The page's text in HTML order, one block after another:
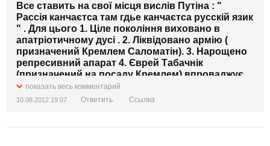
Все ставить на свої місця вислів Путіна : "
Рассія канчаєтса там гдье канчаєтса русскій язик
" . Для цього 1. Ціле покоління виховано в
апатріотичному дусі . 2. Ліквідовано армію (
призначений Кремлем Саломатін). 3. Нарощено
репресивний апарат 4. Єврей Табачнік
(призначений на посаду Кремлем) впроваджує
лінію ліквідації суті українства в системі освіти. І
т.д. та т.п. Розкручується маховик зради держави
показать весь комментарий
10.08.2012 19:07 Ответить Ссылка